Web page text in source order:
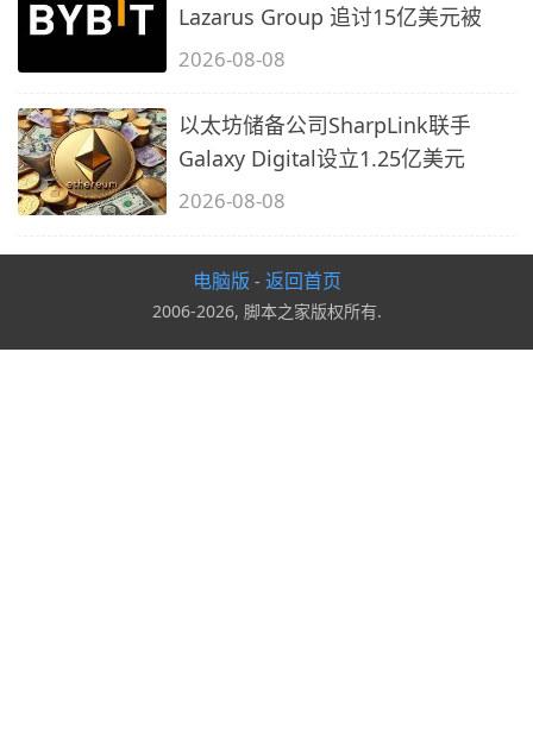
Lazarus Group 追讨15亿美元被
2026-08-08
以太坊储备公司SharpLink联手
Galaxy Digital设立1.25亿美元
2026-08-08
电脑版 - 返回首页
2006-2026, 脚本之家版权所有.